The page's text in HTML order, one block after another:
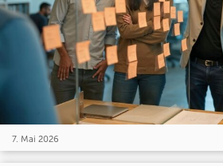
7. Mai 2026